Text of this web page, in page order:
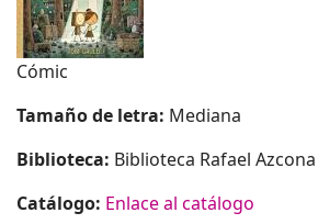
Cómic
Tamaño de letra: Mediana
Biblioteca: Biblioteca Rafael Azcona
Catálogo: Enlace al catálogo